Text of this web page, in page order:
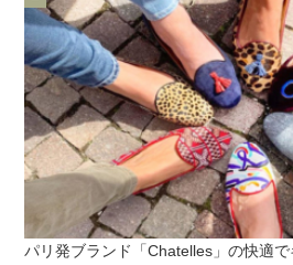
パリ発ブランド「Chatelles」の快適